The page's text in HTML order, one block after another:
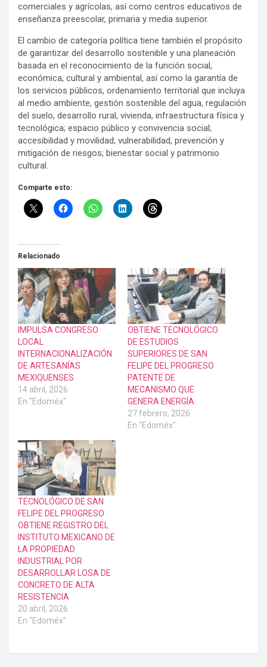
comerciales y agrícolas, así como centros educativos de
enseñanza preescolar, primaria y media superior.
El cambio de categoría política tiene también el propósito
de garantizar del desarrollo sostenible y una planeación
basada en el reconocimiento de la función social,
económica, cultural y ambiental, así como la garantía de
los servicios públicos, ordenamiento territorial que incluya
al medio ambiente, gestión sostenible del agua, regulación
del suelo, desarrollo rural, vivienda, infraestructura física y
tecnológica; espacio público y convivencia social;
accesibilidad y movilidad; vulnerabilidad, prevención y
mitigación de riesgos; bienestar social y patrimonio
cultural.
Comparte esto:
Relacionado
IMPULSA CONGRESO
LOCAL
INTERNACIONALIZACIÓN
DE ARTESANÍAS
MEXIQUENSES
14 abril, 2026
En "Edoméx"
OBTIENE TECNOLÓGICO
DE ESTUDIOS
SUPERIORES DE SAN
FELIPE DEL PROGRESO
PATENTE DE
MECANISMO QUE
GENERA ENERGÍA
27 febrero, 2026
En "Edoméx"
TECNOLÓGICO DE SAN
FELIPE DEL PROGRESO
OBTIENE REGISTRO DEL
INSTITUTO MEXICANO DE
LA PROPIEDAD
INDUSTRIAL POR
DESARROLLAR LOSA DE
CONCRETO DE ALTA
RESISTENCIA
20 abril, 2026
En "Edoméx"